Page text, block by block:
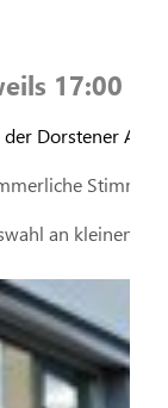
17:00
Dorstener
an kleinen